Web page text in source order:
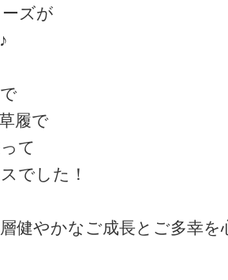
ズが
履で
て
でした！
健やかなご成長とご多幸を